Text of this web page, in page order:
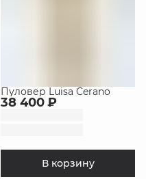
Пуловер Luisa Cerano
38 400 ₽
В корзину